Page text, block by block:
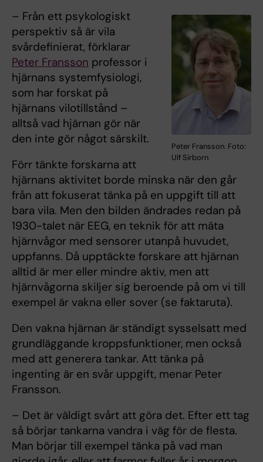
Peter Fransson. Foto:
Ulf Sirborn
– Från ett psykologiskt
perspektiv så är vila
svårdefinierat, förklarar
Peter Fransson professor i
hjärnans systemfysiologi,
som har forskat på
hjärnans vilotillstånd –
alltså vad hjärnan gör när
den inte gör något särskilt.
Förr tänkte forskarna att
hjärnans aktivitet borde minska när den går
från att fokuserat tänka på en uppgift till att
bara vila. Men den bilden ändrades redan på
1930-talet när EEG, en teknik för att mäta
hjärnvågor med sensorer utanpå huvudet,
uppfanns. Då upptäckte forskare att hjärnan
alltid är mer eller mindre aktiv, men att
hjärnvågorna skiljer sig beroende på om vi till
exempel är vakna eller sover (se faktaruta).
Den vakna hjärnan är ständigt sysselsatt med
grundläggande kroppsfunktioner, men också
med att generera tankar. Att tänka på
ingenting är en svår uppgift, menar Peter
Fransson.
– Det är väldigt svårt att göra det. Efter ett tag
så börjar tankarna vandra i väg för de flesta.
Man börjar till exempel tänka på vad man